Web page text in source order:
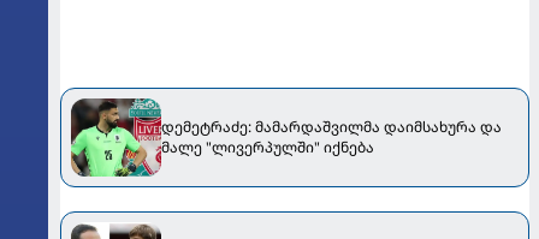
დემეტრაძე: მამარდაშვილმა დაიმსახურა და
მალე "ლივერპულში" იქნება